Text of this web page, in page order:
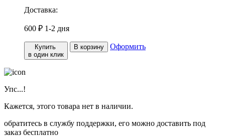
Доставка:
600 ₽ 1-2 дня
Купить
в один клик
В корзину Оформить
Упс...!
Кажется, этого товара нет в наличии.
обратитесь в службу поддержки, его можно доставить под
заказ бесплатно